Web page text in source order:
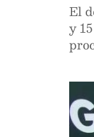
El
y